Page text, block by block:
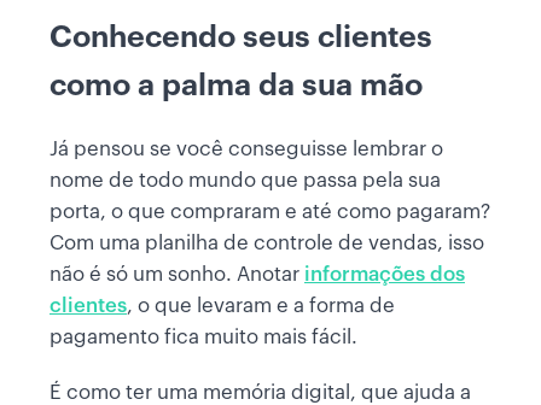
Conhecendo seus clientes
como a palma da sua mão
Já pensou se você conseguisse lembrar o
nome de todo mundo que passa pela sua
porta, o que compraram e até como pagaram?
Com uma planilha de controle de vendas, isso
não é só um sonho. Anotar informações dos
clientes, o que levaram e a forma de
pagamento fica muito mais fácil.
É como ter uma memória digital, que ajuda a